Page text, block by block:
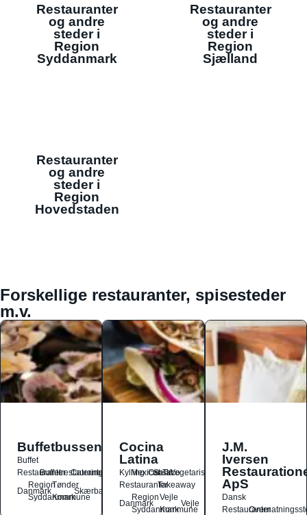
Restauranter
og andre
steder i
Region
Syddanmark
Restauranter
og andre
steder i
Region
Sjælland
Restauranter
og andre
steder i
Region
Hovedstaden
Forskellige restauranter, spisesteder
m.v.
Buffetbussen
Buffet
Restauranter
Buffetrestauranter
Catering
Danmark
Region
Syddanmark
Tønder
Kommune
Skærbæk
Cocina
Latina
Kylling
Mexicansk
OstSalat
TacoVegetarisk
RestauranterTakeaway
Danmark
Region
Syddanmark
Vejle
Kommune
Vejle
J.M.
Iversen
ApS
Dansk
Restauranter